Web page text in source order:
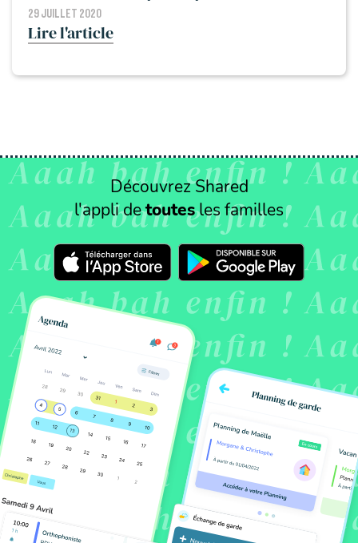
29 JUILLET 2020
Lire l'article
Découvrez Shared
l'appli detoutesles familles